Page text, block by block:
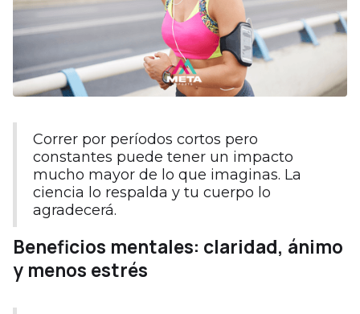
Correr por períodos cortos pero
constantes puede tener un impacto
mucho mayor de lo que imaginas. La
ciencia lo respalda y tu cuerpo lo
agradecerá.
Beneficios mentales: claridad, ánimo
y menos estrés